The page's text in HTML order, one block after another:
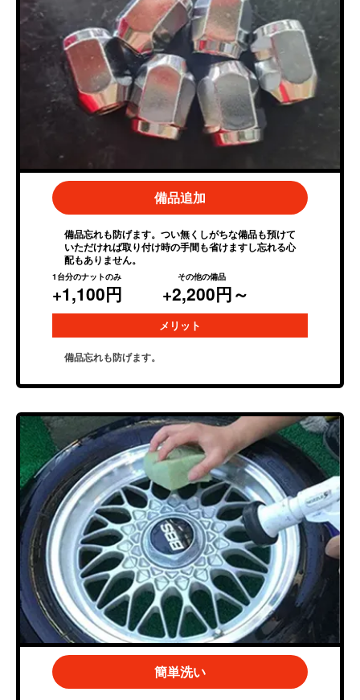
備品追加
備品忘れも防げます。つい無くしがちな備品も預けて
いただければ取り付け時の手間も省けますし忘れる心
配もありません。
1台分のナットのみ その他の備品
+1,100円 +2,200円～
メリット
備品忘れも防げます。
簡単洗い